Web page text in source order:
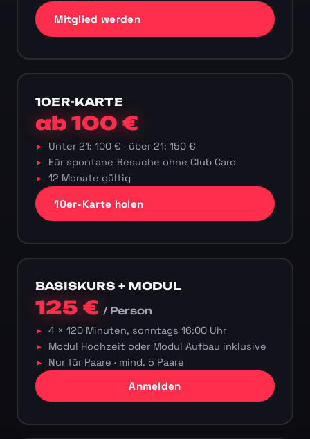
Mitglied werden
10ER-KARTE
ab 100 €
Unter 21: 100 € · über 21: 150 €
Für spontane Besuche ohne Club Card
12 Monate gültig
10er-Karte holen
BASISKURS + MODUL
125 €/ Person
4 × 120 Minuten, sonntags 16:00 Uhr
Modul Hochzeit oder Modul Aufbau inklusive
Nur für Paare · mind. 5 Paare
Anmelden